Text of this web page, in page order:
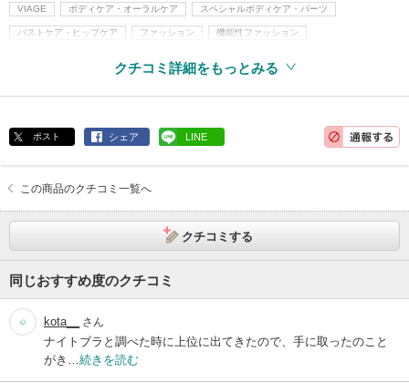
VIAGE ボディケア・オーラルケア スペシャルボディケア・パーツ
バストケア・ヒップケア ファッション 機能性ファッション
クチコミ詳細をもっとみる
ポスト シェア LINE
この商品のクチコミ一覧へ
クチコミする
同じおすすめ度のクチコミ
kota__ さん
ナイトブラと調べた時に上位に出てきたので、手に取ったのこと
がき… 続きを読む